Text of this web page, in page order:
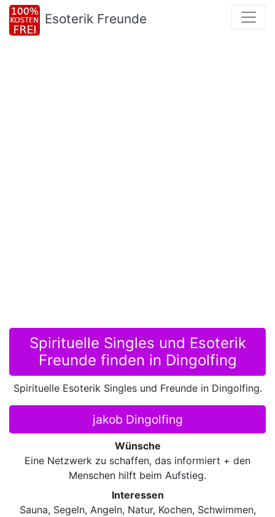
Esoterik Freunde
Spirituelle Singles und Esoterik
Freunde finden in Dingolfing
Spirituelle Esoterik Singles und Freunde in Dingolfing.
jakob Dingolfing
Wünsche
Eine Netzwerk zu schaffen, das informiert + den
Menschen hilft beim Aufstieg.
Interessen
Sauna, Segeln, Angeln, Natur, Kochen, Schwimmen,